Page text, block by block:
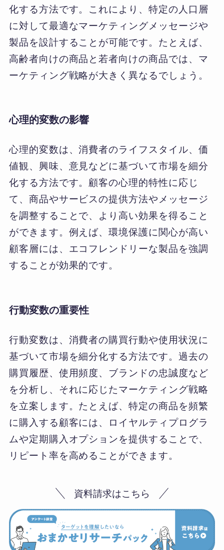
化する方法です。これにより、特定の人口層
に対して最適なマーケティングメッセージや
製品を設計することが可能です。たとえば、
高齢者向けの商品と若者向けの商品では、マ
ーケティング戦略が大きく異なるでしょう。
心理的変数の影響
心理的変数は、消費者のライフスタイル、価
値観、興味、意見などに基づいて市場を細分
化する方法です。顧客の心理的特性に応じ
て、商品やサービスの提供方法やメッセージ
を調整することで、より高い効果を得ること
ができます。例えば、環境保護に関心が高い
顧客層には、エコフレンドリーな製品を強調
することが効果的です。
行動変数の重要性
行動変数は、消費者の購買行動や使用状況に
基づいて市場を細分化する方法です。過去の
購買履歴、使用頻度、ブランドの忠誠度など
を分析し、それに応じたマーケティング戦略
を立案します。たとえば、特定の商品を頻繁
に購入する顧客には、ロイヤルティプログラ
ムや定期購入オプションを提供することで、
リピート率を高めることができます。
資料請求はこちら